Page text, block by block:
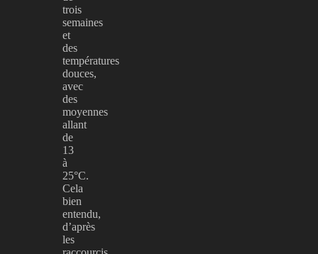
trois
semaines
et
des
températures
douces,
avec
des
moyennes
allant
de
13
à
25°C.
Cela
bien
entendu,
d’après
les